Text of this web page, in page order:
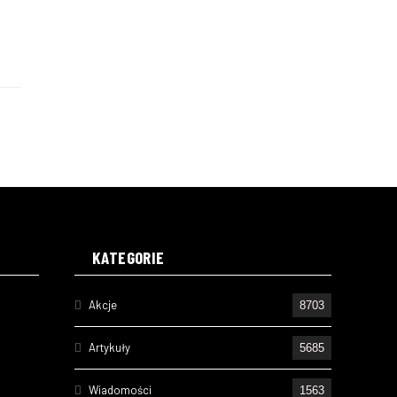
KATEGORIE
Akcje 8703
Artykuły 5685
Wiadomości 1563